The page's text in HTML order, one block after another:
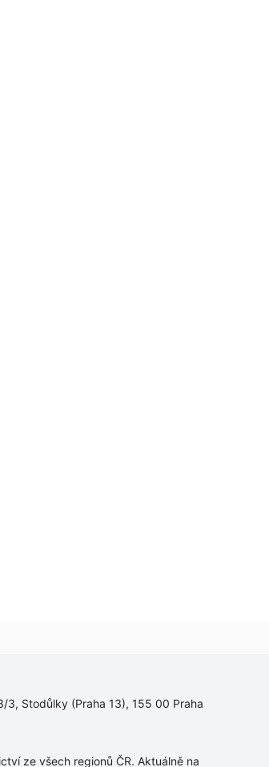
3, Stodůlky (Praha 13), 155 00 Praha
ze všech regionů ČR. Aktuálně na